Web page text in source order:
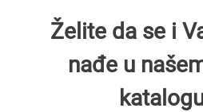
Želite da se i
nađe u